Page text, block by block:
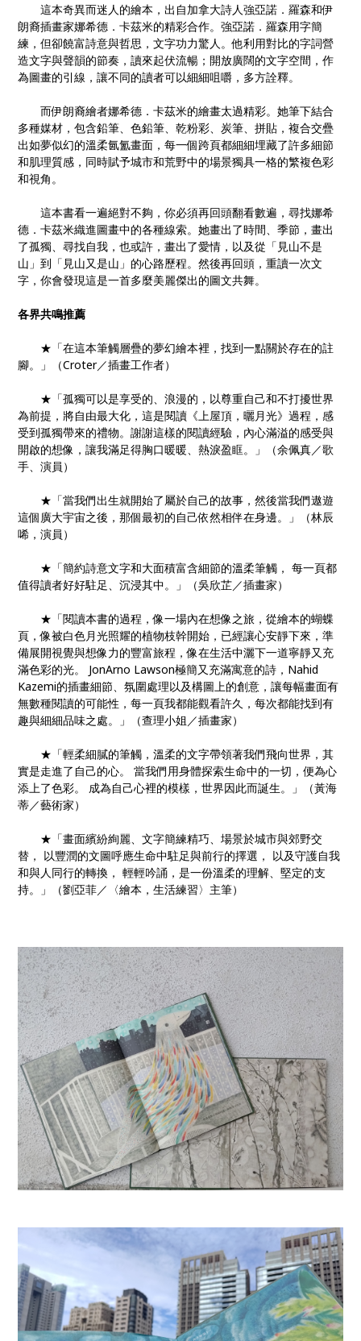
這本奇異而迷人的繪本，出自加拿大詩人強亞諾．羅森和伊
朗裔插畫家娜希德．卡茲米的精彩合作。強亞諾．羅森用字簡
練，但卻饒富詩意與哲思，文字功力驚人。他利用對比的字詞營
造文字與聲韻的節奏，讀來起伏流暢；開放廣闊的文字空間，作
為圖畫的引線，讓不同的讀者可以細細咀嚼，多方詮釋。
而伊朗裔繪者娜希德．卡茲米的繪畫太過精彩。她筆下結合
多種媒材，包含鉛筆、色鉛筆、乾粉彩、炭筆、拼貼，複合交疊
出如夢似幻的溫柔氤氳畫面，每一個跨頁都細細埋藏了許多細節
和肌理質感，同時賦予城市和荒野中的場景獨具一格的繁複色彩
和視角。
這本書看一遍絕對不夠，你必須再回頭翻看數遍，尋找娜希
德．卡茲米織進圖畫中的各種線索。她畫出了時間、季節，畫出
了孤獨、尋找自我，也或許，畫出了愛情，以及從「見山不是
山」到「見山又是山」的心路歷程。然後再回頭，重讀一次文
字，你會發現這是一首多麼美麗傑出的圖文共舞。
各界共鳴推薦
★「在這本筆觸層疊的夢幻繪本裡，找到一點關於存在的註
腳。」（Croter／插畫工作者）
★「孤獨可以是享受的、浪漫的，以尊重自己和不打擾世界
為前提，將自由最大化，這是閱讀《上屋頂，曬月光》過程，感
受到孤獨帶來的禮物。謝謝這樣的閱讀經驗，內心滿溢的感受與
開啟的想像，讓我滿足得胸口暖暖、熱淚盈眶。」（余佩真／歌
手、演員）
★「當我們出生就開始了屬於自己的故事，然後當我們遨遊
這個廣大宇宙之後，那個最初的自己依然相伴在身邊。」（林辰
唏，演員）
★「簡約詩意文字和大面積富含細節的溫柔筆觸， 每一頁都
值得讀者好好駐足、沉浸其中。」（吳欣芷／插畫家）
★「閱讀本書的過程，像一場內在想像之旅，從繪本的蝴蝶
頁，像被白色月光照耀的植物枝幹開始，已經讓心安靜下來，準
備展開視覺與想像力的豐富旅程，像在生活中灑下一道寧靜又充
滿色彩的光。 JonArno Lawson極簡又充滿寓意的詩，Nahid
Kazemi的插畫細節、氛圍處理以及構圖上的創意，讓每幅畫面有
無數種閱讀的可能性，每一頁我都能觀看許久，每次都能找到有
趣與細細品味之處。」（查理小姐／插畫家）
★「輕柔細膩的筆觸，溫柔的文字帶領著我們飛向世界，其
實是走進了自己的心。 當我們用身體探索生命中的一切，便為心
添上了色彩。 成為自己心裡的模樣，世界因此而誕生。」（黃海
蒂／藝術家）
★「畫面繽紛絢麗、文字簡練精巧、場景於城市與郊野交
替， 以豐潤的文圖呼應生命中駐足與前行的擇選， 以及守護自我
和與人同行的轉換， 輕輕吟誦，是一份溫柔的理解、堅定的支
持。」（劉亞菲／〈繪本，生活練習〉主筆）